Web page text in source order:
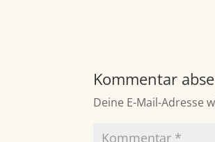
Kommentar
Deine E-Mail-Adresse